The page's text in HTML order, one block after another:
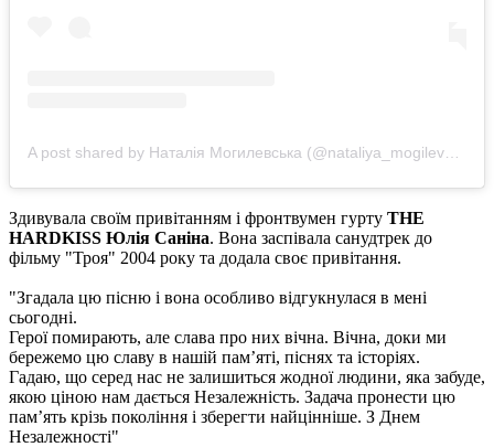
Здивувала своїм привітанням і фронтвумен гурту THE
HARDKISS Юлія Саніна. Вона заспівала санудтрек до
фільму "Троя" 2004 року та додала своє привітання.
"Згадала цю пісню і вона особливо відгукнулася в мені
сьогодні.
Герої помирають, але слава про них вічна. Вічна, доки ми
бережемо цю славу в нашій пам’яті, піснях та історіях.
Гадаю, що серед нас не залишиться жодної людини, яка забуде,
якою ціною нам дається Незалежність. Задача пронести цю
памʼять крізь покоління і зберегти найцінніше. З Днем
Незалежності"